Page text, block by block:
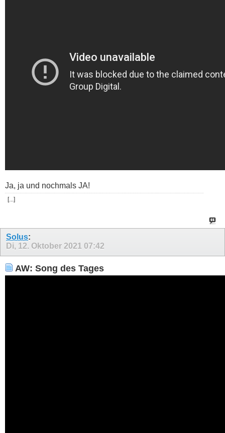
Ja, ja und nochmals JA!
[...]
Solus:
Di, 12. Oktober 2021 07:42
AW: Song des Tages